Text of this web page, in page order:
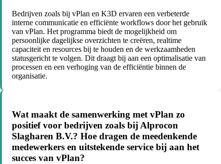
Bedrijven zoals bij vPlan en K3D ervaren een verbeterde
interne communicatie en efficiënte workflows door het gebruik
van vPlan. Het programma biedt de mogelijkheid om
persoonlijke dagelijkse overzichten te creëren, realtime
capaciteit en resources bij te houden en de werkzaamheden
statusgericht te volgen. Dit draagt bij aan een optimalisatie van
processen en een verhoging van de efficiëntie binnen de
organisatie.
Wat maakt de samenwerking met vPlan zo
positief voor bedrijven zoals bij Alprocon
Slagharen B.V.? Hoe dragen de meedenkende
medewerkers en uitstekende service bij aan het
succes van vPlan?